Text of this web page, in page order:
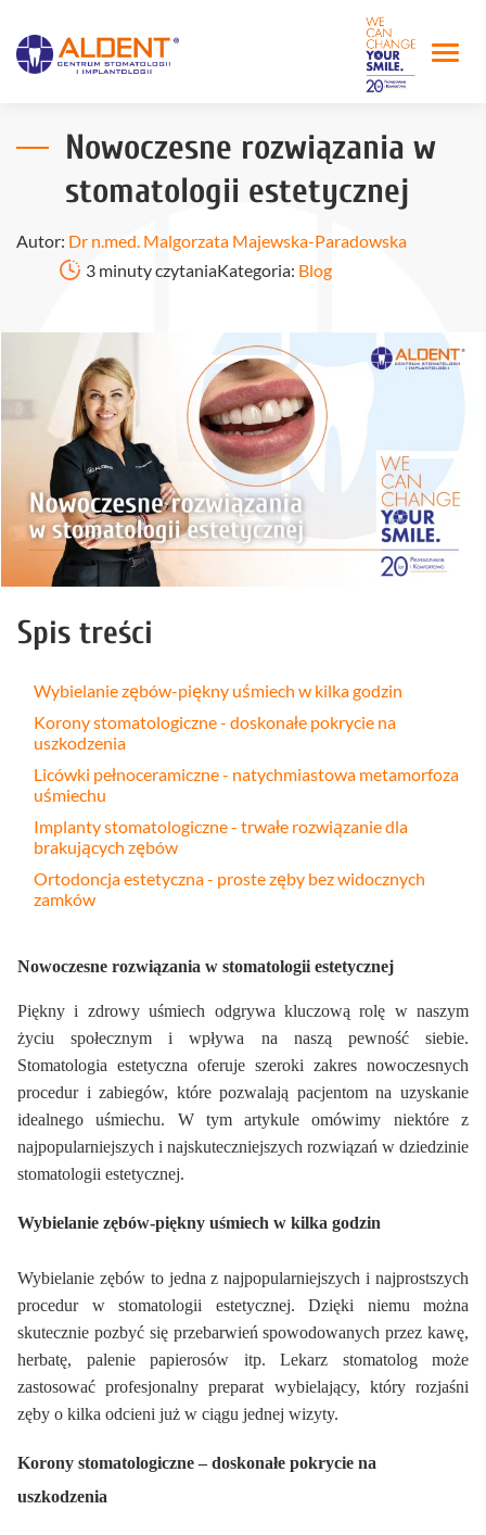
Nowoczesne rozwiązania w
stomatologii estetycznej
Autor: Dr n.med. Malgorzata Majewska-Paradowska
3 minuty czytaniaKategoria: Blog
Spis treści
Wybielanie zębów-piękny uśmiech w kilka godzin
Korony stomatologiczne - doskonałe pokrycie na
uszkodzenia
Licówki pełnoceramiczne - natychmiastowa metamorfoza
uśmiechu
Implanty stomatologiczne - trwałe rozwiązanie dla
brakujących zębów
Ortodoncja estetyczna - proste zęby bez widocznych
zamków
Nowoczesne rozwiązania w stomatologii estetycznej
Piękny i zdrowy uśmiech odgrywa kluczową rolę w naszym
życiu społecznym i wpływa na naszą pewność siebie.
Stomatologia estetyczna oferuje szeroki zakres nowoczesnych
procedur i zabiegów, które pozwalają pacjentom na uzyskanie
idealnego uśmiechu. W tym artykule omówimy niektóre z
najpopularniejszych i najskuteczniejszych rozwiązań w dziedzinie
stomatologii estetycznej.
Wybielanie zębów-piękny uśmiech w kilka godzin
Wybielanie zębów to jedna z najpopularniejszych i najprostszych
procedur w stomatologii estetycznej. Dzięki niemu można
skutecznie pozbyć się przebarwień spowodowanych przez kawę,
herbatę, palenie papierosów itp. Lekarz stomatolog może
zastosować profesjonalnypreparat wybielający, który rozjaśni
zęby o kilka odcieni już w ciągu jednej wizyty.
Korony stomatologiczne – doskonałe pokrycie na
uszkodzenia